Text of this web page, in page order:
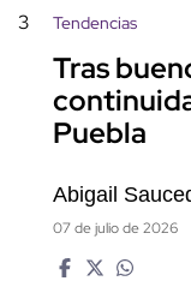
3 Tendencias
Tras
Puebla
Abigail
07 de julio de 2026